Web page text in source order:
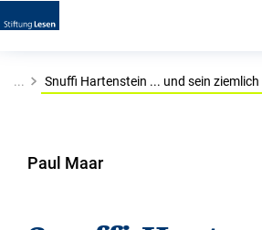
... Snuffi Hartenstein ... und sein ziemlich
Paul Maar